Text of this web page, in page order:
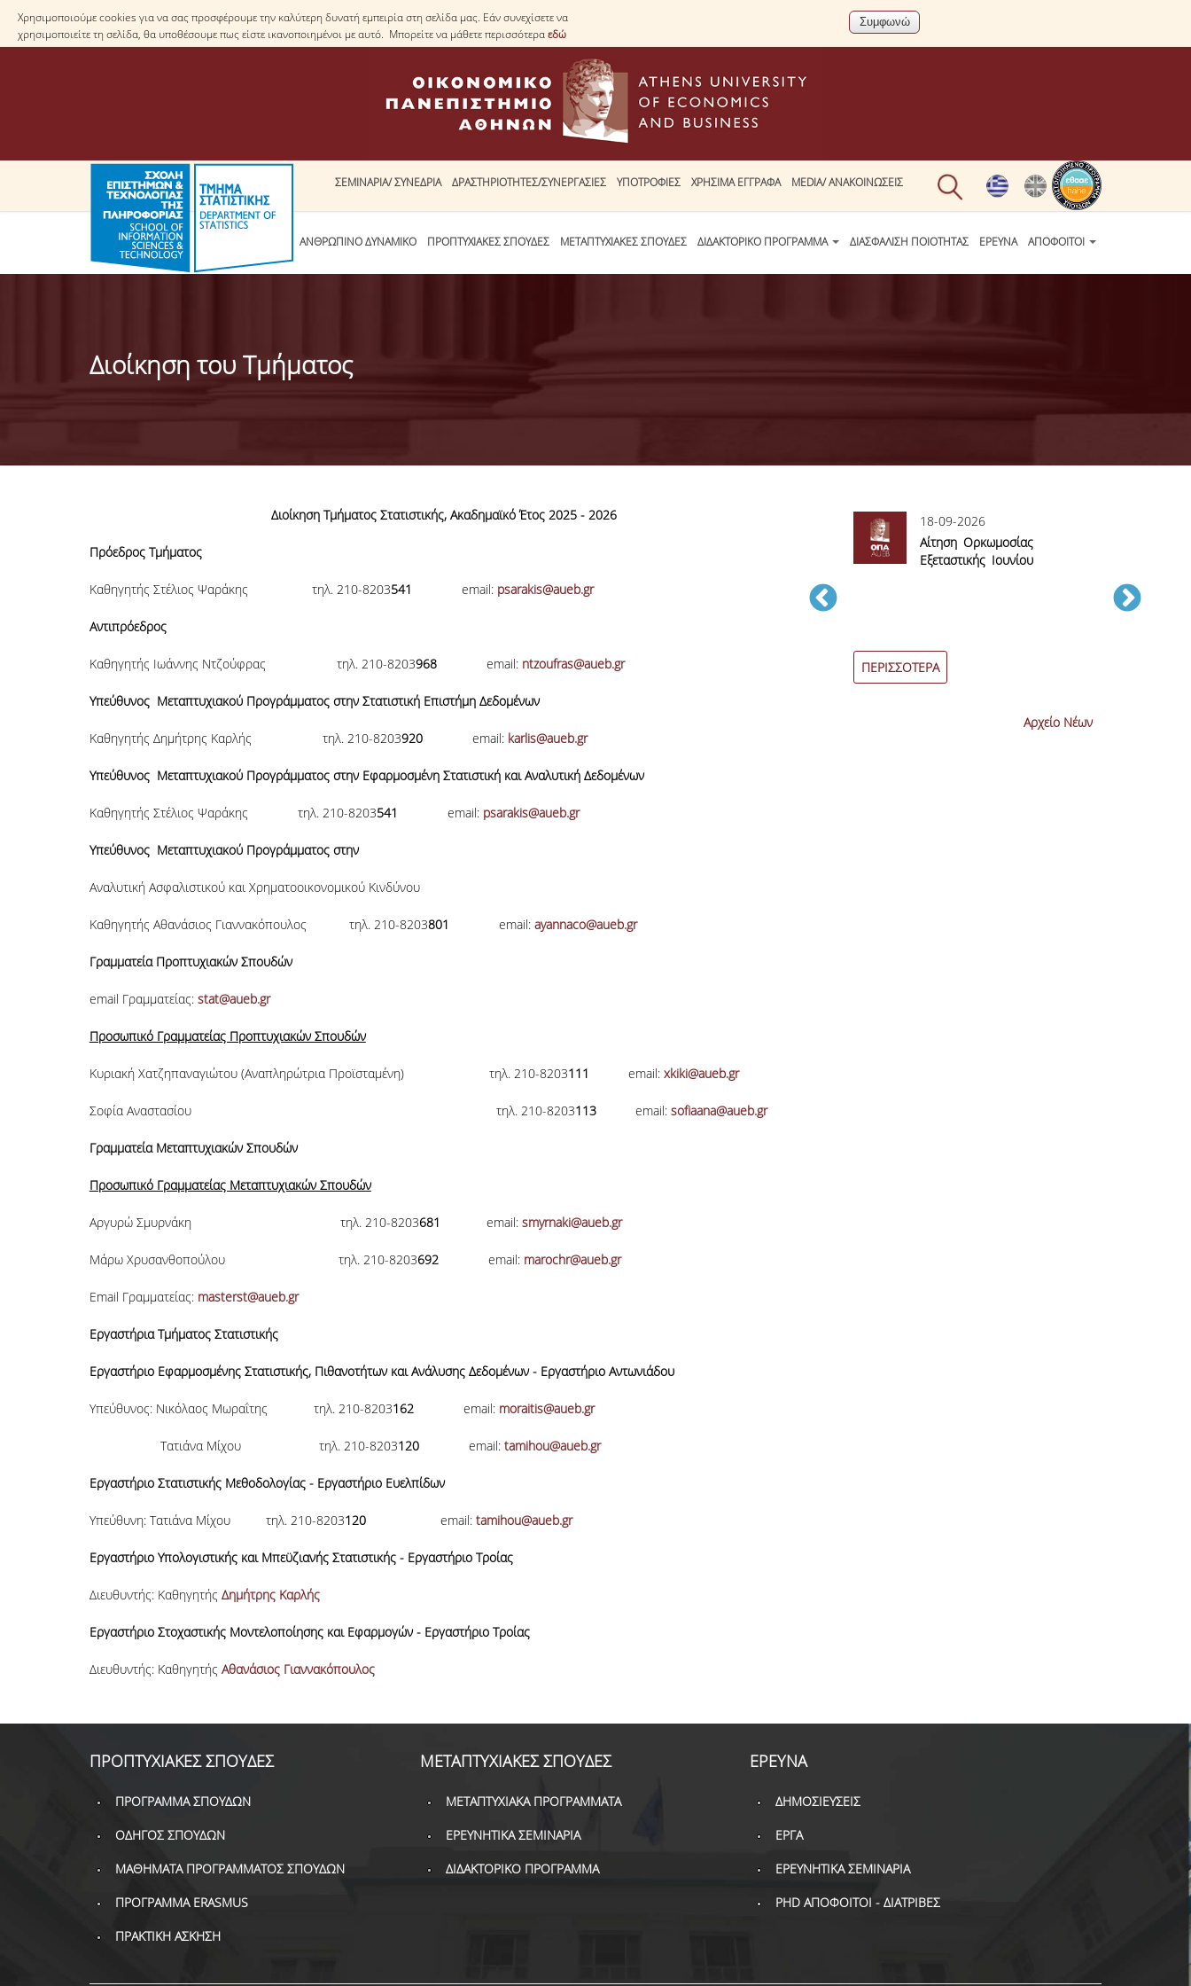
Χρησιμοποιούμε cookies για να σας προσφέρουμε την καλύτερη δυνατή εμπειρία στη σελίδα μας. Εάν συνεχίσετε να
χρησιμοποιείτε τη σελίδα, θα υποθέσουμε πως είστε ικανοποιημένοι με αυτό. Μπορείτε να μάθετε περισσότεραεδώ
ΣΕΜΙΝΑΡΙΑ/ ΣΥΝΕΔΡΙΑ ΔΡΑΣΤΗΡΙΟΤΗΤΕΣ/ΣΥΝΕΡΓΑΣΙΕΣ ΥΠΟΤΡΟΦΙΕΣ ΧΡΗΣΙΜΑ ΕΓΓΡΑΦΑ MEDIA/ ΑΝΑΚΟΙΝΩΣΕΙΣ
ΑΝΘΡΩΠΙΝΟ ΔΥΝΑΜΙΚΟ ΠΡΟΠΤΥΧΙΑΚΕΣ ΣΠΟΥΔΕΣ ΜΕΤΑΠΤΥΧΙΑΚΕΣ ΣΠΟΥΔΕΣ ΔΙΔΑΚΤΟΡΙΚΟ ΠΡΟΓΡΑΜΜΑ ΔΙΑΣΦΑΛΙΣΗ ΠΟΙΟΤΗΤΑΣ ΕΡΕΥΝΑ ΑΠΟΦΟΙΤΟΙ
Διοίκηση του Τμήματος
Διοίκηση Τμήματος Στατιστικής, Ακαδημαϊκό Έτος 2025 - 2026
Πρόεδρος Τμήματος
Καθηγητής Στέλιος Ψαράκης τηλ. 210-8203541 email: psarakis@aueb.gr
Αντιπρόεδρος
Καθηγητής Ιωάννης Ντζούφρας τηλ. 210-8203968 email: ntzoufras@aueb.gr
Υπεύθυνος Μεταπτυχιακού Προγράμματος στην Στατιστική Επιστήμη Δεδομένων
Καθηγητής Δημήτρης Καρλής τηλ. 210-8203920 email: karlis@aueb.gr
Υπεύθυνος Μεταπτυχιακού Προγράμματος στην Εφαρμοσμένη Στατιστική και Αναλυτική Δεδομένων
Καθηγητής Στέλιος Ψαράκης τηλ. 210-8203541 email: psarakis@aueb.gr
Υπεύθυνος Μεταπτυχιακού Προγράμματος στην
Αναλυτική Ασφαλιστικού και Χρηματοοικονομικού Κινδύνου
Καθηγητής Αθανάσιος Γιαννακόπουλος τηλ. 210-8203801 email: ayannaco@aueb.gr
Γραμματεία Προπτυχιακών Σπουδών
email Γραμματείας: stat@aueb.gr
Προσωπικό Γραμματείας Προπτυχιακών Σπουδών
Κυριακή Χατζηπαναγιώτου (Αναπληρώτρια Προϊσταμένη) τηλ. 210-8203111 email: xkiki@aueb.gr
Σοφία Αναστασίου τηλ. 210-8203113email: sofiaana@aueb.gr
Γραμματεία Μεταπτυχιακών Σπουδών
Προσωπικό Γραμματείας Μεταπτυχιακών Σπουδών
Αργυρώ Σμυρνάκη τηλ. 210-8203681 email: smyrnaki@aueb.gr
Μάρω Χρυσανθοπούλου τηλ. 210-8203692email: marochr@aueb.gr
Email Γραμματείας: masterst@aueb.gr
Εργαστήρια Τμήματος Στατιστικής
Εργαστήριο Εφαρμοσμένης Στατιστικής, Πιθανοτήτων και Ανάλυσης Δεδομένων- Εργαστήριο Αντωνιάδου
Υπεύθυνος: Νικόλαος Μωραΐτης τηλ. 210-8203162email: moraitis@aueb.gr
Τατιάνα Μίχου τηλ. 210-8203120 email: tamihou@aueb.gr
Εργαστήριο Στατιστικής Μεθοδολογίας - Εργαστήριο Ευελπίδων
Υπεύθυνη: Τατιάνα Μίχου τηλ. 210-8203120email: tamihou@aueb.gr
Εργαστήριο Υπολογιστικής και Μπεϋζιανής Στατιστικής - Εργαστήριο Τροίας
Διευθυντής: Καθηγητής Δημήτρης Καρλής
Εργαστήριο Στοχαστικής Μοντελοποίησης και Εφαρμογών - Εργαστήριο Τροίας
Διευθυντής: Καθηγητής Αθανάσιος Γιαννακόπουλος
ΠΕΡΙΣΣΟΤΕΡΑ
18-09-2026
Αίτηση Ορκωμοσίας
Εξεταστικής Ιουνίου
ΠΕΡΙΣΣΟΤΕΡΑ
Ιουνίου 2026
Αρχείο Νέων
ΠΡΟΠΤΥΧΙΑΚΕΣ ΣΠΟΥΔΕΣ
ΠΡΟΓΡΑΜΜΑ ΣΠΟΥΔΩΝ
ΟΔΗΓΟΣ ΣΠΟΥΔΩΝ
ΜΑΘΗΜΑΤΑ ΠΡΟΓΡΑΜΜΑΤΟΣ ΣΠΟΥΔΩΝ
ΠΡΟΓΡΑΜΜΑ ERASMUS
ΠΡΑΚΤΙΚΗ ΑΣΚΗΣΗ
ΜΕΤΑΠΤΥΧΙΑΚΕΣ ΣΠΟΥΔΕΣ
ΜΕΤΑΠΤΥΧΙΑΚΑ ΠΡΟΓΡΑΜΜΑΤΑ
ΕΡΕΥΝΗΤΙΚΑ ΣΕΜΙΝΑΡΙΑ
ΔΙΔΑΚΤΟΡΙΚΟ ΠΡΟΓΡΑΜΜΑ
ΕΡΕΥΝΑ
ΔΗΜΟΣΙΕΥΣΕΙΣ
ΕΡΓΑ
ΕΡΕΥΝΗΤΙΚΑ ΣΕΜΙΝΑΡΙΑ
PHD ΑΠΟΦΟΙΤΟΙ - ΔΙΑΤΡΙΒΕΣ